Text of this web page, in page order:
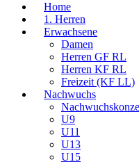
Home
1. Herren
Erwachsene
Damen
Herren GF RL
Herren KF RL
Freizeit (KF LL)
Nachwuchs
U9
U11
U13
U15